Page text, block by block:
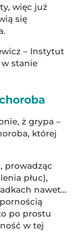
więc już
się
– Instytut
w stanie
ż grypa –
której
prowadząc
płuc),
nawet…
po prostu
w tej